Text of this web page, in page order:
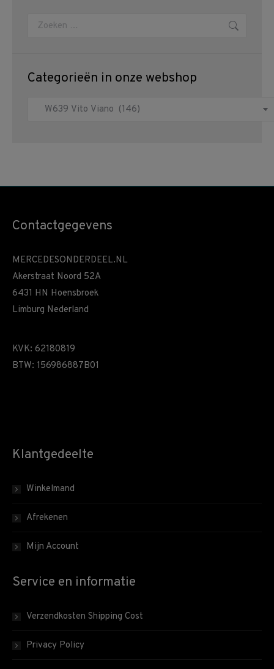
Zoeken:
Categorieën in onze webshop
Contactgegevens
MERCEDESONDERDEEL.NL
Akerstraat Noord 52A
6431 HN Hoensbroek
Limburg Nederland
KVK: 62180819
BTW: 156986887B01
Klantgedeelte
Winkelmand
Afrekenen
Mijn Account
Service en informatie
Verzendkosten Shipping Cost
Privacy Policy